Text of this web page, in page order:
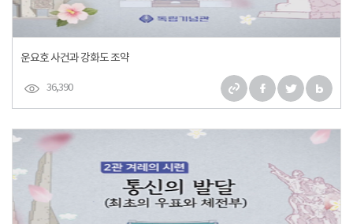
운요호 사건과 강화도 조약
36,390